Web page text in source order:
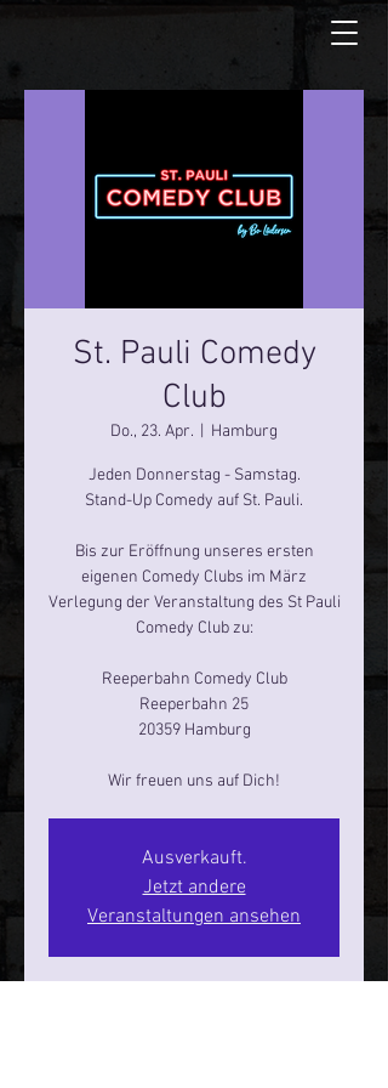
St. Pauli Comedy
Club
Do., 23. Apr. Hamburg
Jeden Donnerstag - Samstag.
Stand-Up Comedy auf St. Pauli.
Bis zur Eröffnung unseres ersten
eigenen Comedy Clubs im März
Verlegung der Veranstaltung des St Pauli
Comedy Club zu:
Reeperbahn Comedy Club
Reeperbahn 25
20359 Hamburg
Ausverkauft.
Jetzt andere
Veranstaltungen ansehen